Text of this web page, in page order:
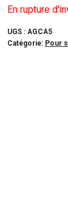
En rupture
UGS : AGCA5
Catégorie: Pour